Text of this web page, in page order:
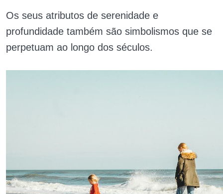
Os seus atributos de serenidade e
profundidade também são simbolismos que se
perpetuam ao longo dos séculos.